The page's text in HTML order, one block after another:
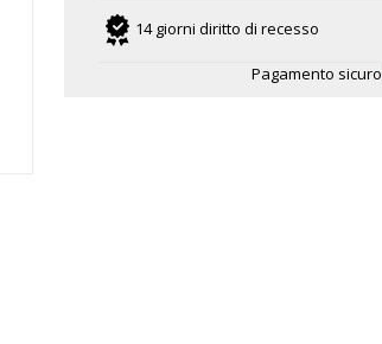
14 giorni diritto di recesso
Pagamento sicuro